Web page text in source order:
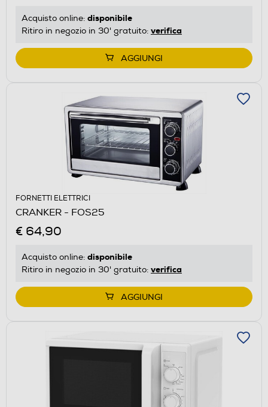
Acquisto online: disponibile
Ritiro in negozio in 30' gratuito: verifica
AGGIUNGI
FORNETTI ELETTRICI
CRANKER - FOS25
€ 64,90
Acquisto online: disponibile
Ritiro in negozio in 30' gratuito: verifica
AGGIUNGI